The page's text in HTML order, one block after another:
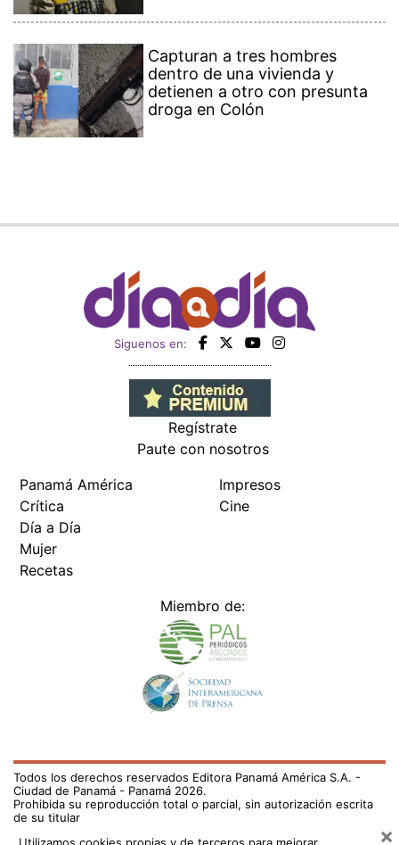
Capturan a tres hombres
dentro de una vivienda y
detienen a otro con presunta
droga en Colón
Siguenos en:
Regístrate
Paute con nosotros
Panamá América
Crítica
Día a Día
Mujer
Recetas
Impresos
Cine
Miembro de:
Todos los derechos reservados Editora Panamá América S.A. -
Ciudad de Panamá - Panamá 2026.
Prohibida su reproducción total o parcial, sin autorización escrita
de su titular
×